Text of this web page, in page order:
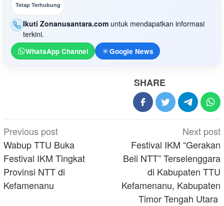
Tetap Terhubung
Ikuti Zonanusantara.com untuk mendapatkan informasi
terkini.
WhatsApp Channel Google News
SHARE
Post
navigation
Previous post
Wabup TTU Buka
Festival IKM Tingkat
Provinsi NTT di
Kefamenanu
Next post
Festival IKM “Gerakan
Beli NTT” Terselenggara
di Kabupaten TTU
Kefamenanu, Kabupaten
Timor Tengah Utara